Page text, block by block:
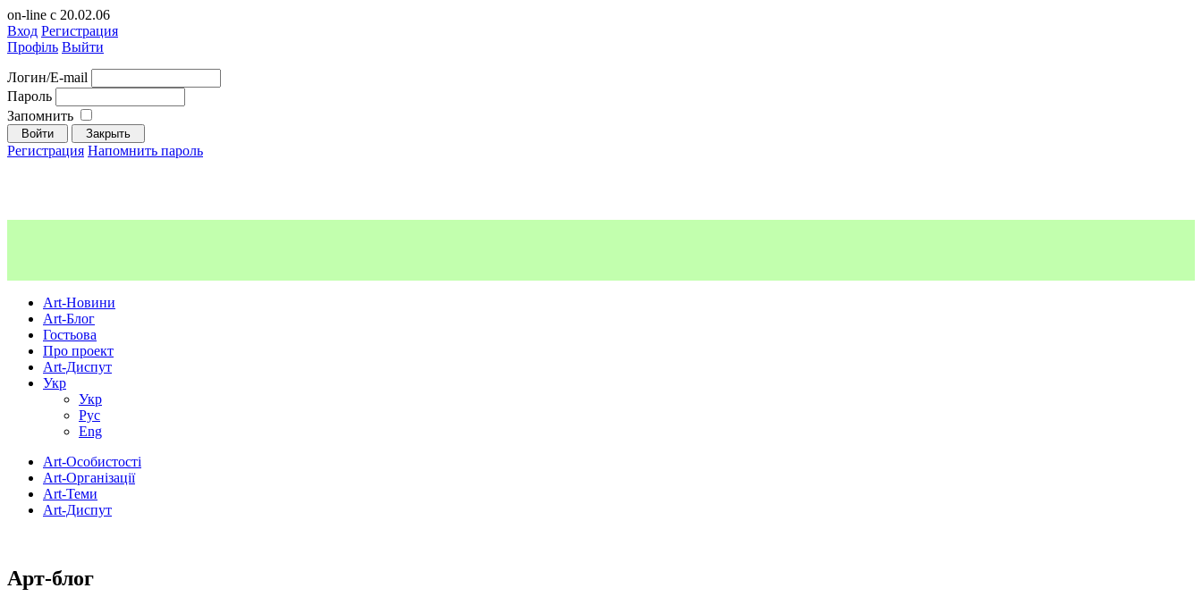
on-line с 20.02.06
Вход Регистрация
Профіль Выйти
Логин/E-mail
Пароль
Запомнить
Регистрация Напомнить пароль
Art-Новини
Art-Блог
Гостьова
Про проект
Art-Диспут
Укр
Укр
Рус
Eng
Art-Особистості
Art-Організації
Art-Теми
Art-Диспут
Арт-блог